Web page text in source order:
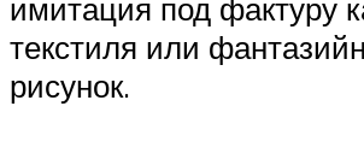
имитация под фактуру
текстиля или
рисунок.